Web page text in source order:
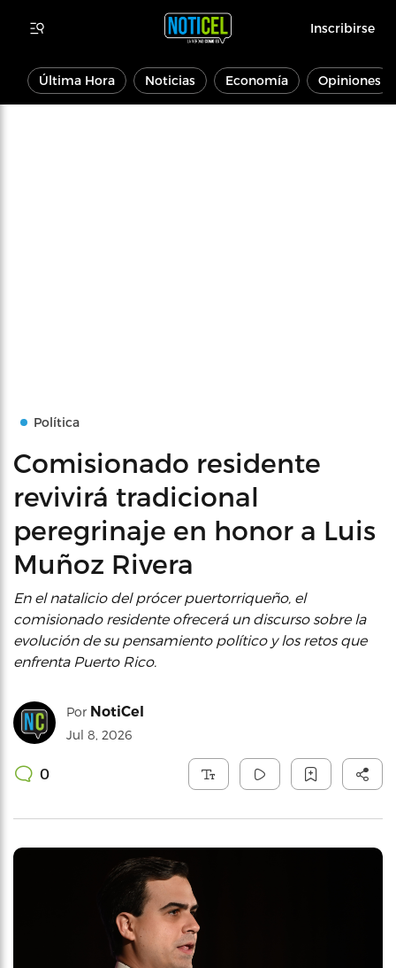
Inscribirse
Última Hora Noticias Economía Opiniones
Política
Comisionado residente
revivirá tradicional
peregrinaje en honor a Luis
Muñoz Rivera
En el natalicio del prócer puertorriqueño, el
comisionado residente ofrecerá un discurso sobre la
evolución de su pensamiento político y los retos que
enfrenta Puerto Rico.
Por NotiCel
Jul 8, 2026
0